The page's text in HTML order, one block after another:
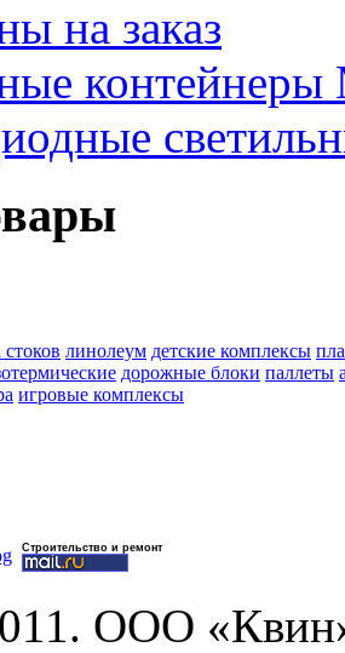
на заказ
контейнеры
стоков линолеум детские комплексы
дорожные блоки паллеты
игровые комплексы
Строительство и ремонт
ООО